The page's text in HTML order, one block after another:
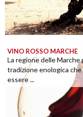
VINO ROSSO MARCHE
La regione delle Marche
tradizione enologica
essere ...